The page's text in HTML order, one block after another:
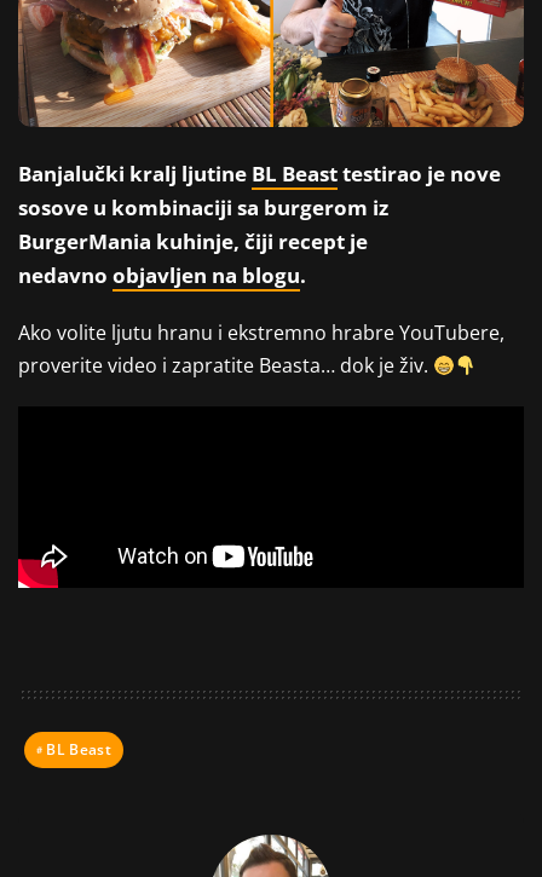
Banjalučki kralj ljutine BL Beasttestirao je nove
sosove u kombinaciji sa burgerom iz
BurgerMania kuhinje, čiji recept je
nedavno objavljen na blogu.
Ako volite ljutu hranu i ekstremno hrabre YouTubere,
proverite video i zapratite Beasta… dok je živ.
BL Beast